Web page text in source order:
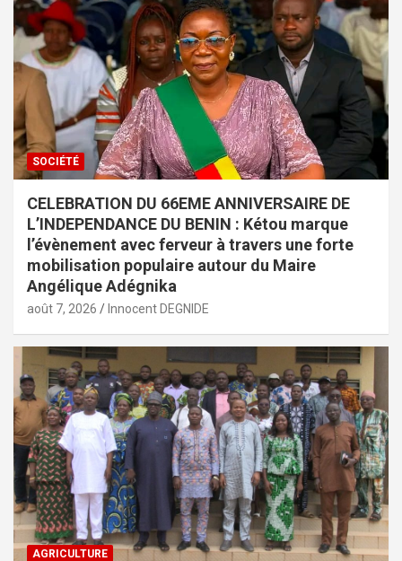
SOCIÉTÉ
CELEBRATION DU 66EME ANNIVERSAIRE DE
L’INDEPENDANCE DU BENIN : Kétou marque
l’évènement avec ferveur à travers une forte
mobilisation populaire autour du Maire
Angélique Adégnika
août 7, 2026 Innocent DEGNIDE
AGRICULTURE